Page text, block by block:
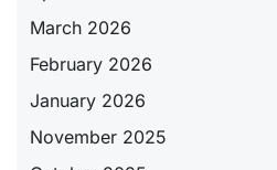
March 2026
February 2026
January 2026
November 2025